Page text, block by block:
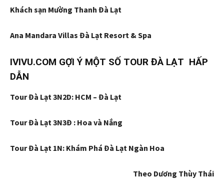
Khách sạn Mường Thanh Đà Lạt
Ana Mandara Villas Đà Lạt Resort & Spa
IVIVU.COM GỢI Ý MỘT SỐ TOUR ĐÀ LẠT HẤP
DẪN
Tour Đà Lạt 3N2D: HCM – Đà Lạt
Tour Đà Lạt 3N3Đ : Hoa và Nắng
Tour Đà Lạt 1N: Khám Phá Đà Lạt Ngàn Hoa
Theo Dương Thùy Thái